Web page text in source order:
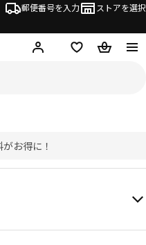
郵便番号を入力 ストアを選択
ログイン・新規入会
欲しいものリスト
カート
お得に！